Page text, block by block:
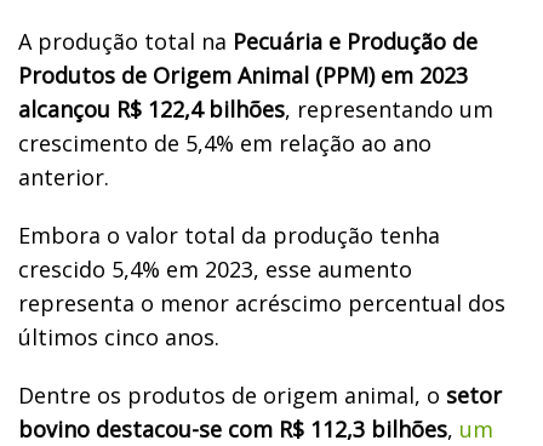
A produção total na Pecuária e Produção de
Produtos de Origem Animal (PPM) em 2023
alcançou R$ 122,4 bilhões, representando um
crescimento de 5,4% em relação ao ano
anterior.
Embora o valor total da produção tenha
crescido 5,4% em 2023, esse aumento
representa o menor acréscimo percentual dos
últimos cinco anos.
Dentre os produtos de origem animal, o setor
bovino destacou-se com R$ 112,3 bilhões, um